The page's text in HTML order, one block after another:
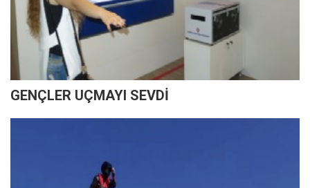
GENÇLER UÇMAYI SEVDİ